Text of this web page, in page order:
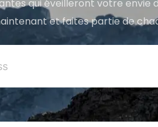
qui éveilleront votre envie
et faites partie de